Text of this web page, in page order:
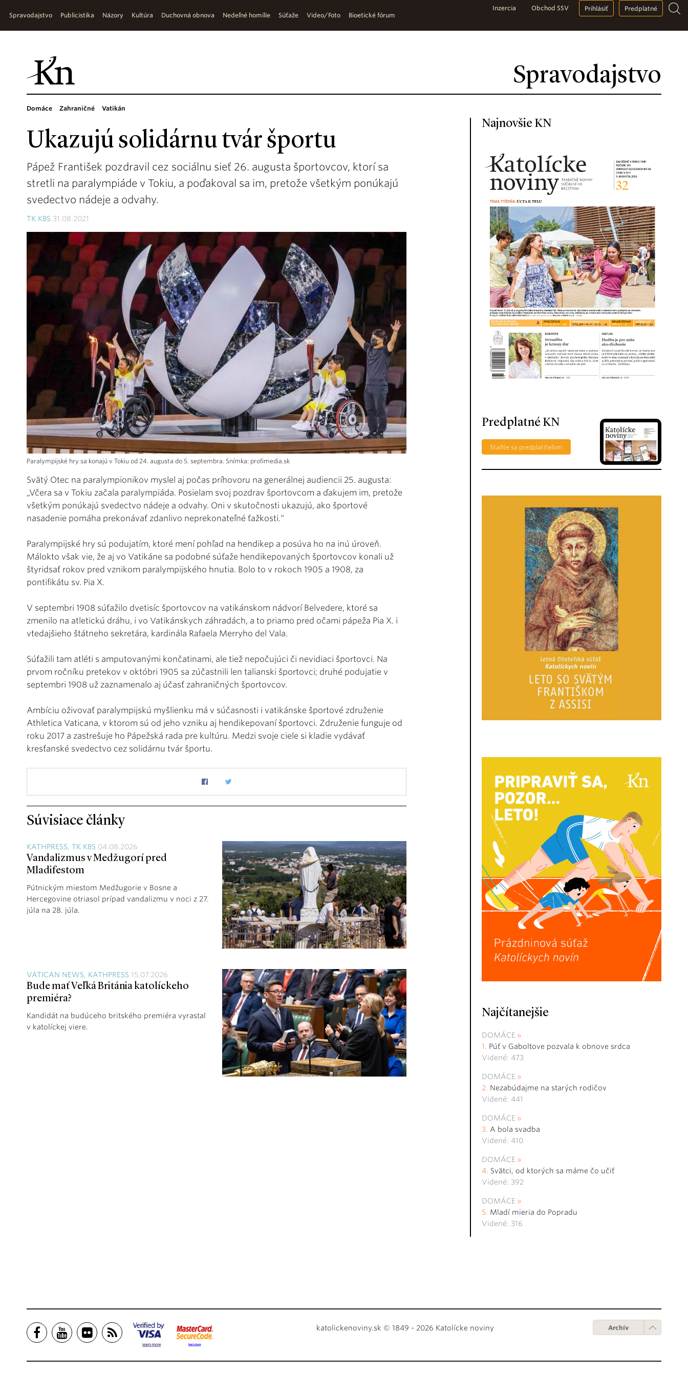
Spravodajstvo
Spravodajstvo Publicistika Názory Kultúra Duchovná obnova Nedeľné homílie Súťaže Video/Foto Bioetické fórum
Inzercia Obchod SSV Prihlásiť Predplatné
Domáce Zahraničné Vatikán
Ukazujú solidárnu tvár športu
Pápež František pozdravil cez sociálnu sieť 26. augusta športovcov, ktorí sa
stretli na paralympiáde v Tokiu, a poďakoval sa im, pretože všetkým ponúkajú
svedectvo nádeje a odvahy.
TK KBS 31.08.2021
Paralympijské hry sa konajú v Tokiu od 24. augusta do 5. septembra. Snímka: profimedia.sk
Svätý Otec na paralympionikov myslel aj počas príhovoru na generálnej audiencii 25. augusta:
„Včera sa v Tokiu začala paralympiáda. Posielam svoj pozdrav športovcom a ďakujem im, pretože
všetkým ponúkajú svedectvo nádeje a odvahy. Oni v skutočnosti ukazujú, ako športové
nasadenie pomáha prekonávať zdanlivo neprekonateľné ťažkosti.“
Paralympijské hry sú podujatím, ktoré mení pohľad na hendikep a posúva ho na inú úroveň.
Málokto však vie, že aj vo Vatikáne sa podobné súťaže hendikepovaných športovcov konali už
štyridsať rokov pred vznikom paralympijského hnutia. Bolo to v rokoch 1905 a 1908, za
pontifikátu sv. Pia X.
V septembri 1908 súťažilo dvetisíc športovcov na vatikánskom nádvorí Belvedere, ktoré sa
zmenilo na atletickú dráhu, i vo Vatikánskych záhradách, a to priamo pred očami pápeža Pia X. i
vtedajšieho štátneho sekretára, kardinála Rafaela Merryho del Vala.
Súťažili tam atléti s amputovanými končatinami, ale tiež nepočujúci či nevidiaci športovci. Na
prvom ročníku pretekov v októbri 1905 sa zúčastnili len talianski športovci; druhé podujatie v
septembri 1908 už zaznamenalo aj účasť zahraničných športovcov.
Ambíciu oživovať paralympijskú myšlienku má v súčasnosti i vatikánske športové združenie
Athletica Vaticana, v ktorom sú od jeho vzniku aj hendikepovaní športovci. Združenie funguje od
roku 2017 a zastrešuje ho Pápežská rada pre kultúru. Medzi svoje ciele si kladie vydávať
kresťanské svedectvo cez solidárnu tvár športu.
Súvisiace články
KATHPRESS, TK KBS 04.08.2026
Vandalizmus v Medžugorí pred
Mladifestom
Pútnickým miestom Medžugorie v Bosne a
Hercegovine otriasol prípad vandalizmu v noci z 27.
júla na 28. júla.
VATICAN NEWS, KATHPRESS 15.07.2026
Bude mať Veľká Británia katolíckeho
premiéra?
Kandidát na budúceho britského premiéra vyrastal
v katolíckej viere.
Najnovšie KN
Predplatné KN
Staňte sa predplatiteľom
Najčítanejšie
DOMÁCE
Púť v Gaboltove pozvala k obnove srdca
Videné: 473
DOMÁCE
Nezabúdajme na starých rodičov
Videné: 441
DOMÁCE
A bola svadba
Videné: 410
DOMÁCE
Svätci, od ktorých sa máme čo učiť
Videné: 392
DOMÁCE
Mladí mieria do Popradu
Videné: 316
katolickenoviny.sk © 1849 - 2026 Katolícke noviny Archív